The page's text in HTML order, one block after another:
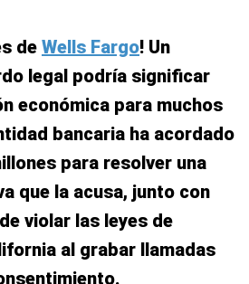
de Wells Fargo! Un
legal podría significar
económica para muchos
bancaria ha acordado
para resolver una
que la acusa, junto con
violar las leyes de
al grabar llamadas